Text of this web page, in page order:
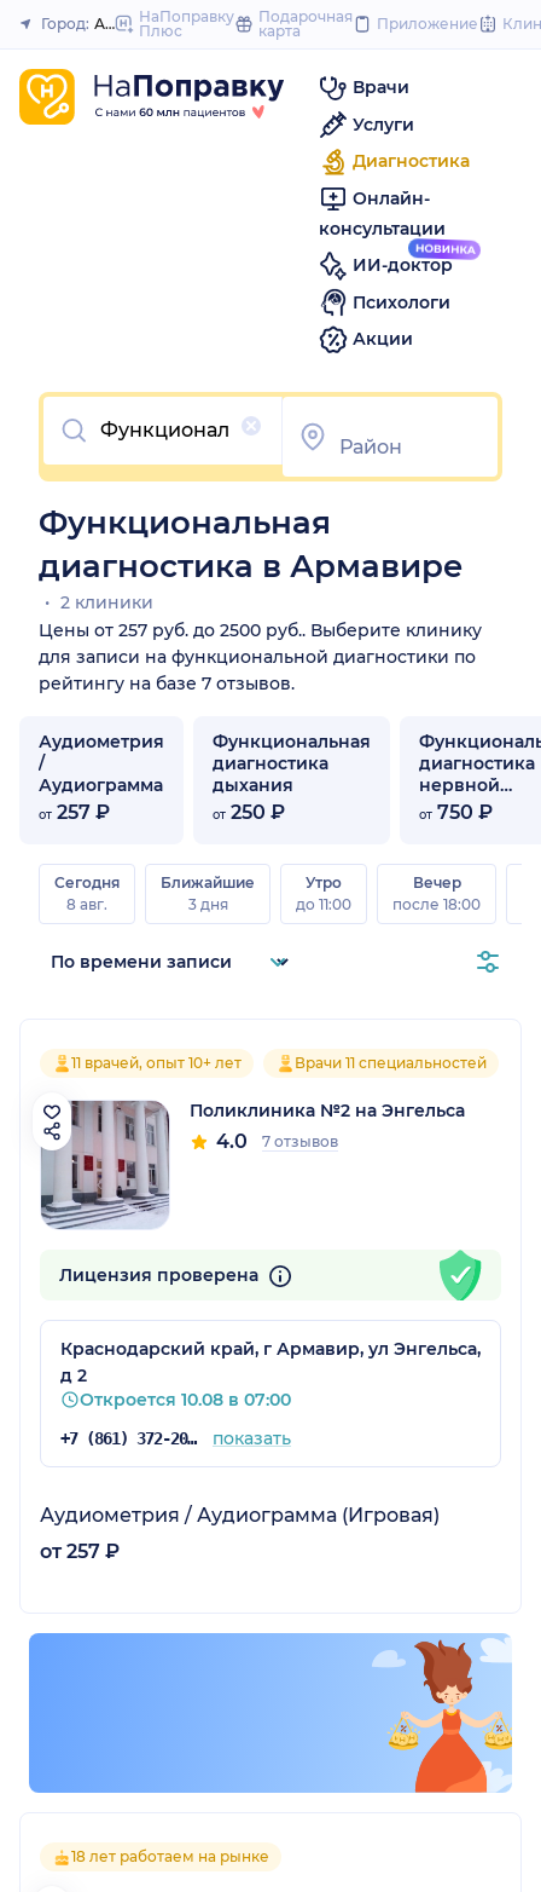
to
Закрыть
Город: АрмавирНаПоправку
Плюс
Подарочная
карта
Приложение
Врачи
Услуги
Диагностика
Онлайн-
консультации
ИИ-доктор
Психологи
Акции
Очистить
Функциональная
диагностика в Армавире
2 клиники
Цены от 257 руб. до 2500 руб.. Выберите клинику
для записи на функциональной диагностики по
рейтингу на базе 7 отзывов.
Аудиометрия
/
Аудиограмма
от 257 ₽
Функциональная
диагностика
дыхания
от 250 ₽
диагностика
нервной
системы
от 750 ₽
Сегодня
8 авг.
Ближайшие
3 дня
Утро
до 11:00
Вечер
после 18:00
11 врачей, опыт 10+ лет Врачи 11 специальностей
Поликлиника №2 на Энгельса
4.0 7 отзывов
Лицензия проверена
Краснодарский край, г Армавир, ул Энгельса,
д 2
Откроется 10.08 в 07:00
+7 (861) 372-20-34 показать
Аудиометрия / Аудиограмма (Игровая)
от 257 ₽
18 лет работаем на рынке